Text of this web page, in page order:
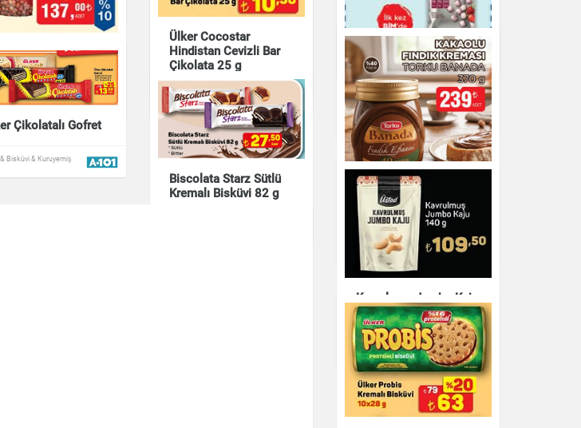
& Bisküvi & Kuruyemiş
Cipso Kibrit Patates 35
Çikolata & Bisküvi & Kuruyemiş
Yayla Notto Süt Mısır
Çeşnili Fırınlanmış
Bezelye Cipsi 55 g
Meyveli Çilek Küpleri
Patiseath 20 g
Çikolata & Bisküvi & Kuruyemiş
& Tuzlu Kavrulmuş
150g Simbat
Bisküvi & Kuruyemiş
Ülker Cocostar
Hindistan Cevizli Bar
Çikolata 25 g
Çikolata & Bisküvi & Kuruyemiş
Torku Banada Kakaolu
Fındık Kreması 370 g
Çikolata & Bisküvi & Kuruyemiş
Çikolatalı Gofret
Bisküvi & Kuruyemiş
Biscolata Starz Sütlü
Kremalı Bisküvi 82 g
Kavrulmuş Jumbo Kaju
140 g
Çikolata & Bisküvi & Kuruyemiş